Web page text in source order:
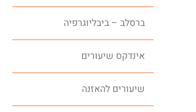
ברסלב – ביבליוגרפיה
אינדקס שיעורים
שיעורים להאזנה